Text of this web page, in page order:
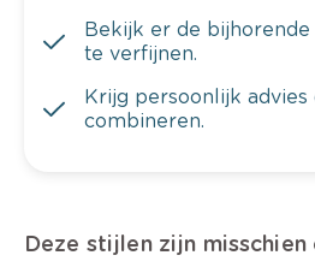
Bekijk er de
te verfijnen.
Krijg persoonlijk
combineren.
Deze stijlen zijn